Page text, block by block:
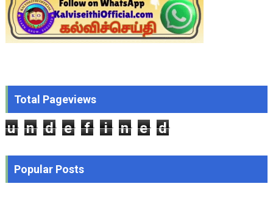
Total Pageviews
u n d e f i n e d
Popular Posts